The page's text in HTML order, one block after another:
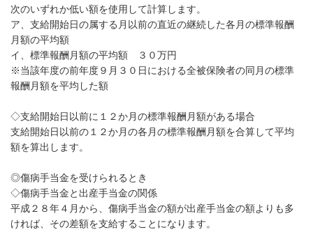
次のいずれか低い額を使用して計算します。
ア、支給開始日の属する月以前の直近の継続した各月の標準報酬
月額の平均額
イ、標準報酬月額の平均額 ３０万円
※当該年度の前年度９月３０日における全被保険者の同月の標準
報酬月額を平均した額
◇支給開始日以前に１２か月の標準報酬月額がある場合
支給開始日以前の１２か月の各月の標準報酬月額を合算して平均
額を算出します。
◎傷病手当金を受けられるとき
◇傷病手当金と出産手当金の関係
平成２８年４月から、傷病手当金の額が出産手当金の額よりも多
ければ、その差額を支給することになります。